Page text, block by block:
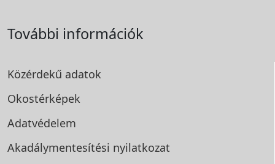
További információk
Közérdekű adatok
Okostérképek
Adatvédelem
Akadálymentesítési nyilatkozat